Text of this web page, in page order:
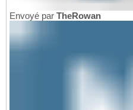
Envoyé par TheRowan